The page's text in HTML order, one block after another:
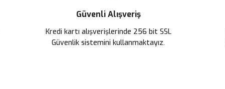
Güvenli Alışveriş
Kredi kartı alışverişlerinde 256 bit SSL
Güvenlik sistemini kullanmaktayız.